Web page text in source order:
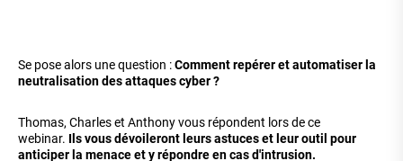
de
la
Se pose alors une question :Comment repérer et automatiser la
neutralisation des attaques cyber ?
Thomas, Charles et Anthony vous répondent lors de ce
webinar. Ils vous dévoileront leurs astuces et leur outil pour
anticiper la menace et y répondre en cas d'intrusion.